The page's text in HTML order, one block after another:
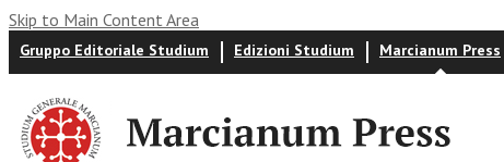
Skip to Main Content Area
Gruppo Editoriale Studium Edizioni Studium Marcianum Press